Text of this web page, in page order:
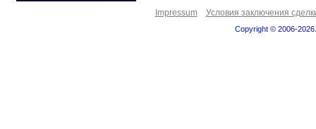
Impressum Условия заключения
Copyright © 2006-